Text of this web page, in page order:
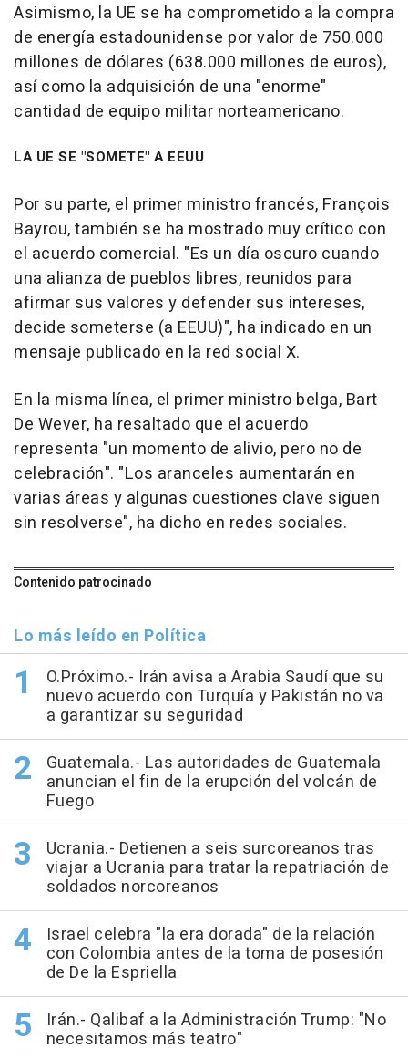
Asimismo, la UE se ha comprometido a la compra
de energía estadounidense por valor de 750.000
millones de dólares (638.000 millones de euros),
así como la adquisición de una "enorme"
cantidad de equipo militar norteamericano.
LA UE SE "SOMETE" A EEUU
Por su parte, el primer ministro francés, François
Bayrou, también se ha mostrado muy crítico con
el acuerdo comercial. "Es un día oscuro cuando
una alianza de pueblos libres, reunidos para
afirmar sus valores y defender sus intereses,
decide someterse (a EEUU)", ha indicado en un
mensaje publicado en la red social X.
En la misma línea, el primer ministro belga, Bart
De Wever, ha resaltado que el acuerdo
representa "un momento de alivio, pero no de
celebración". "Los aranceles aumentarán en
varias áreas y algunas cuestiones clave siguen
sin resolverse", ha dicho en redes sociales.
Contenido patrocinado
Lo más leído en Política
O.Próximo.- Irán avisa a Arabia Saudí que su
nuevo acuerdo con Turquía y Pakistán no va
a garantizar su seguridad
Guatemala.- Las autoridades de Guatemala
anuncian el fin de la erupción del volcán de
Fuego
Ucrania.- Detienen a seis surcoreanos tras
viajar a Ucrania para tratar la repatriación de
soldados norcoreanos
Israel celebra "la era dorada" de la relación
con Colombia antes de la toma de posesión
de De la Espriella
Irán.- Qalibaf a la Administración Trump: "No
necesitamos más teatro"